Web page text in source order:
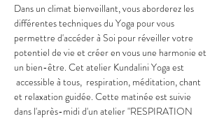
Dans un climat bienveillant, vous aborderez les
différentes techniques du Yoga pour vous
permettre d'accéder à Soi pour réveiller votre
potentiel de vie et créer en vous une harmonie et
un bien-être. Cet atelier Kundalini Yoga est
accessible à tous,  respiration, méditation, chant
et relaxation guidée. Cette matinée est suivie
dans l'après-midi d'un atelier "RESPIRATION